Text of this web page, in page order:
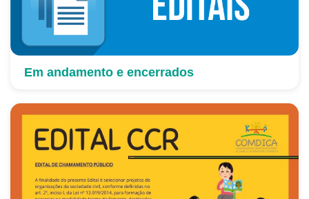
Em andamento e encerrados